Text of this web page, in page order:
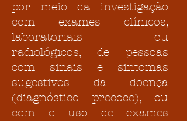
por meio da investigação
com exames clínicos,
laboratoriais ou
radiológicos, de pessoas
com sinais e sintomas
sugestivos da doença
(diagnóstico precoce), ou
com o uso de exames